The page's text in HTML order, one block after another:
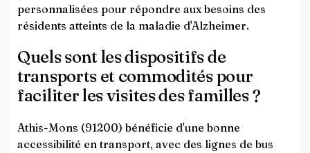
personnalisées pour répondre aux besoins des
résidents atteints de la maladie d'Alzheimer.
Quels sont les dispositifs de
transports et commodités pour
faciliter les visites des familles ?
Athis-Mons (91200) bénéficie d'une bonne
accessibilité en transport, avec des lignes de bus